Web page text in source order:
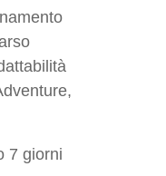
7 giorni